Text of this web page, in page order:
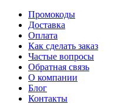
Промокоды
Доставка
Оплата
Как сделать заказ
Частые вопросы
Обратная связь
О компании
Блог
Контакты